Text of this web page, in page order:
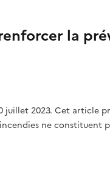
la
juillet 2023. Cet article
ne constituent